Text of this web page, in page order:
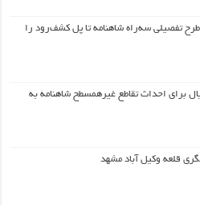
تفصیلی سه‌راه شاهنامه تا پل کشف‌رود را
ریال برای احداث تقاطع غیرهمسطح شاهنامه به
قلعه وکیل آباد مشهد